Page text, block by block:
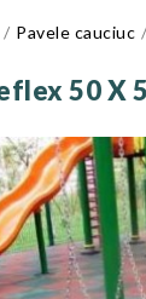
Pavele cauciuc
50 X